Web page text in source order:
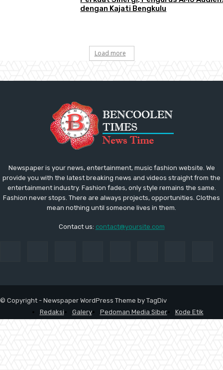
dengan Kajati Bengkulu
Load more
Newspaper is your news, entertainment, music fashion website. We
provide you with the latest breaking news and videos straight from the
entertainment industry. Fashion fades, only style remains the same.
Fashion never stops. There are always projects, opportunities. Clothes
mean nothing until someone lives in them.
Contact us: contact@yoursite.com
© Copyright - Newspaper WordPress Theme by TagDiv
Redaksi
Galery Pedoman Media Siber Kode Etik